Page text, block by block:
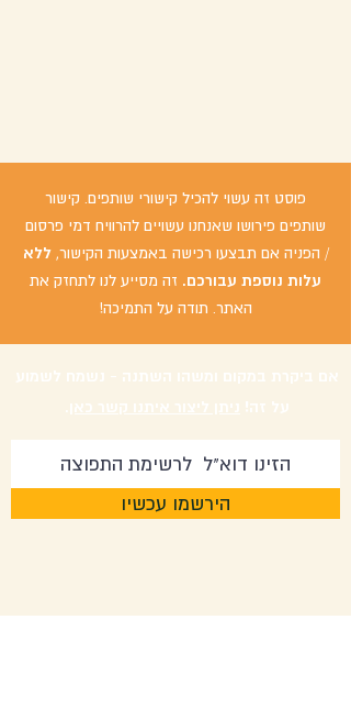
פוסט זה עשוי להכיל קישורי שותפים. קישור
שותפים פירושו שאנחנו עשויים להרוויח דמי פרסום
/ הפניה אם תבצעו רכישה באמצעות הקישור,ללא
עלות נוספת עבורכם. זה מסייע לנו לתחזק את
האתר. תודה על התמיכה!
אם ביקרת במקום ומשהו השתנה - נשמח לשמוע
על זה! ניתן ליצור איתנו קשר כאן.
הירשמו עכשיו